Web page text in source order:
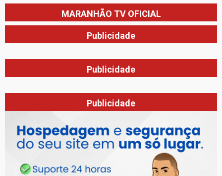
MARANHÃO TV OFICIAL
Publicidade
Publicidade
Publicidade